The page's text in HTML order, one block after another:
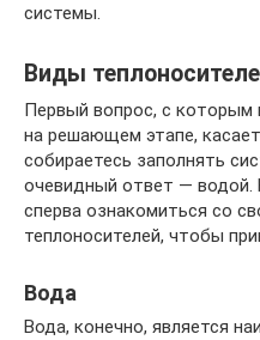
системы.
Виды
Первый вопрос, с которым
на решающем этапе,
собираетесь заполнять
очевидный ответ — водой.
сперва ознакомиться со
теплоносителей, чтобы
Вода
Вода, конечно, является